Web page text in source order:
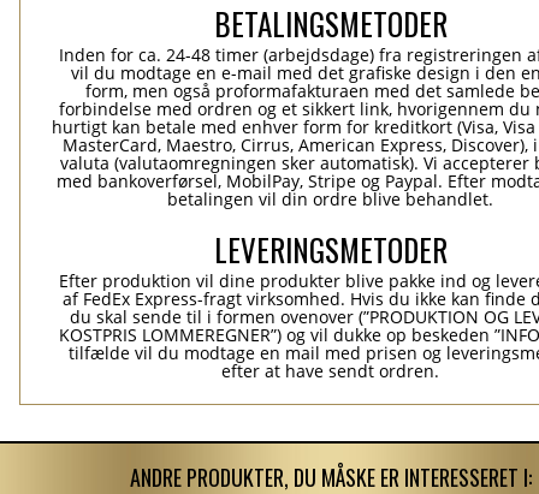
BETALINGSMETODER
Inden for ca. 24-48 timer (arbejdsdage) fra registreringen
vil du modtage en e-mail med det grafiske design i den
form, men også proformafakturaen med det samlede
forbindelse med ordren og et sikkert link, hvorigennem du
hurtigt kan betale med enhver form for kreditkort (Visa, Visa
MasterCard, Maestro, Cirrus, American Express, Discover),
valuta (valutaomregningen sker automatisk). Vi accepterer
med bankoverførsel, MobilPay, Stripe og Paypal. Efter
betalingen vil din ordre blive behandlet.
LEVERINGSMETODER
Efter produktion vil dine produkter blive pakke ind og
af FedEx Express-fragt virksomhed. Hvis du ikke kan finde
du skal sende til i formen ovenover (”PRODUKTION OG
KOSTPRIS LOMMEREGNER”) og vil dukke op beskeden
tilfælde vil du modtage en mail med prisen og
efter at have sendt ordren.
ANDRE PRODUKTER, DU MÅSKE ER INTERESSERET I: